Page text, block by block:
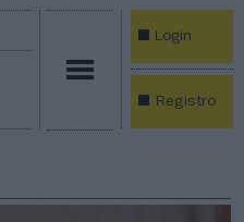
Login
Registro